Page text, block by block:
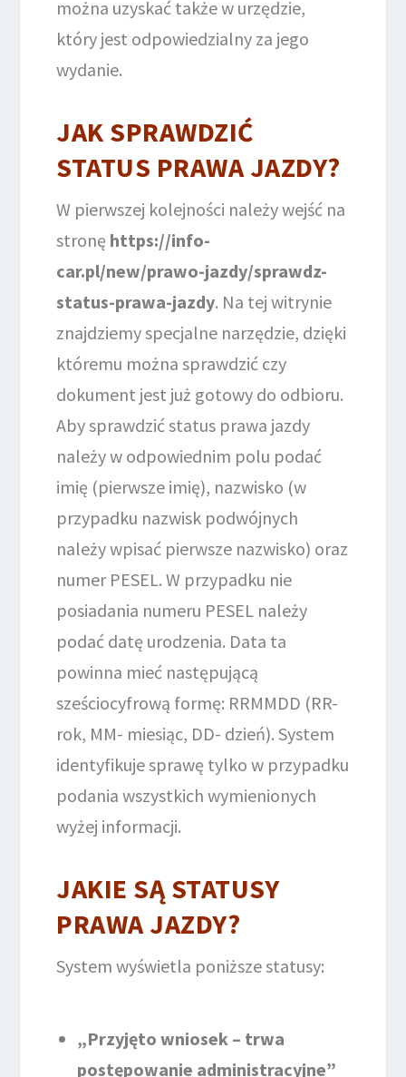
można uzyskać także w urzędzie,
który jest odpowiedzialny za jego
wydanie.
JAK SPRAWDZIĆ
STATUS PRAWA JAZDY?
W pierwszej kolejności należy wejść na
stronę https://info-
car.pl/new/prawo-jazdy/sprawdz-
status-prawa-jazdy. Na tej witrynie
znajdziemy specjalne narzędzie, dzięki
któremu można sprawdzić czy
dokument jest już gotowy do odbioru.
Aby sprawdzić status prawa jazdy
należy w odpowiednim polu podać
imię (pierwsze imię), nazwisko (w
przypadku nazwisk podwójnych
należy wpisać pierwsze nazwisko) oraz
numer PESEL. W przypadku nie
posiadania numeru PESEL należy
podać datę urodzenia. Data ta
powinna mieć następującą
sześciocyfrową formę: RRMMDD (RR-
rok, MM- miesiąc, DD- dzień). System
identyfikuje sprawę tylko w przypadku
podania wszystkich wymienionych
wyżej informacji.
JAKIE SĄ STATUSY
PRAWA JAZDY?
System wyświetla poniższe statusy:
„Przyjęto wniosek – trwa
postępowanie administracyjne”